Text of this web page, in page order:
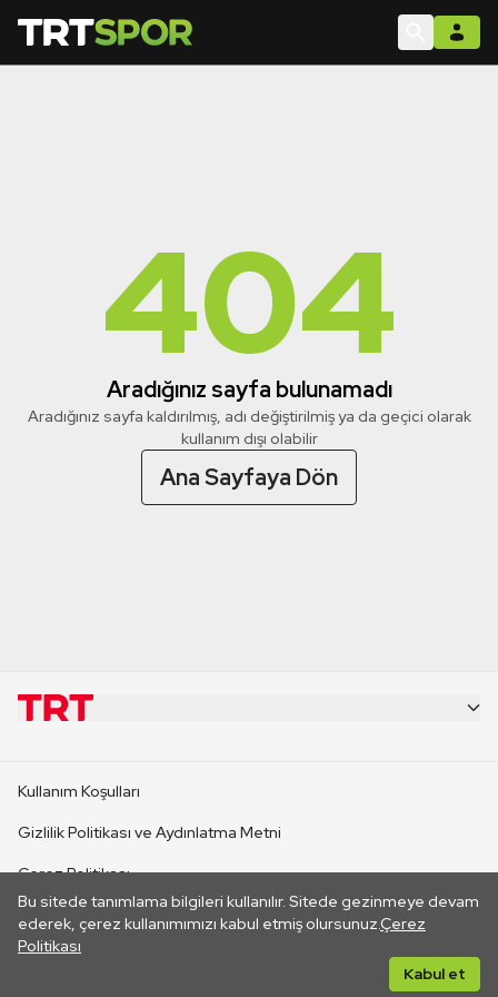
404
Aradığınız sayfa bulunamadı
Aradığınız sayfa kaldırılmış, adı değiştirilmiş ya da geçici olarak
kullanım dışı olabilir
Ana Sayfaya Dön
Bu sitede tanımlama bilgileri kullanılır. Sitede gezinmeye devam
ederek, çerez kullanımımızı kabul etmiş olursunuz.Çerez
Politikası
Kabul et
CANLI YAYINLAR
Kullanım Koşulları
Gizlilik Politikası ve Aydınlatma Metni
Çerez Politikası
İletişim
Her hakkı saklıdır. ©2026 TRT. Bağlantı yoluyla gidilen dış